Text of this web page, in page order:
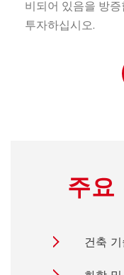
비되어 있음을 방
투자하십시오.
주요
건축 기